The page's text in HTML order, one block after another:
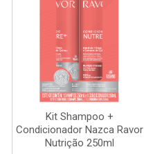
Kit Shampoo +
Condicionador Nazca Ravor
Nutrição 250ml